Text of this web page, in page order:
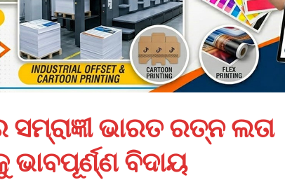
ଭାରତ ରତ୍ନ ଲତା
ବିଦାୟ